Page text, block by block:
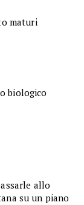
maturi
biologico
allo
su un piano